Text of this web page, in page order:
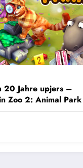
20 Jahre upjers –
Zoo 2: Animal Park